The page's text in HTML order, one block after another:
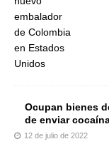
Ocupan bienes
de enviar
12 de julio de 2022